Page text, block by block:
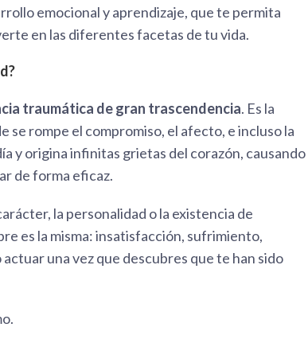
emocional y aprendizaje, que te permita
en las diferentes facetas de tu vida.
traumática de gran trascendencia. Es la
se rompe el compromiso, el afecto, e incluso la
y origina infinitas grietas del corazón, causando
de forma eficaz.
la personalidad o la existencia de
es la misma: insatisfacción, sufrimiento,
una vez que descubres que te han sido